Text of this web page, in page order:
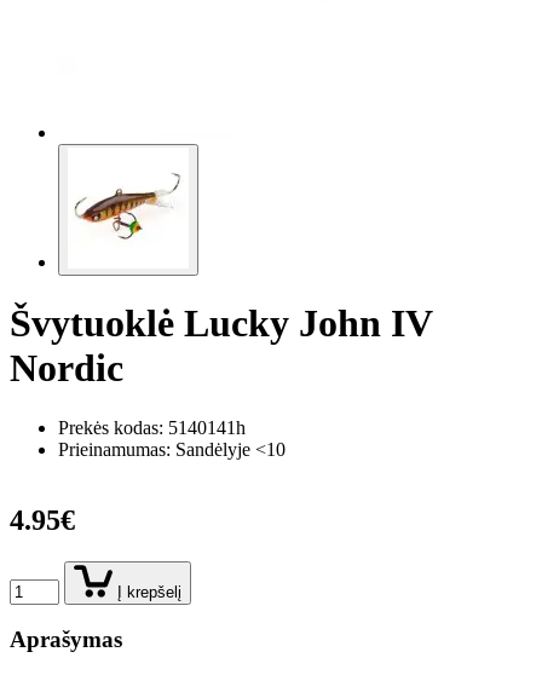
Švytuoklė Lucky John IV
Nordic
Prekės kodas: 5140141h
Prieinamumas: Sandėlyje <10
4.95€
Į krepšelį
Aprašymas